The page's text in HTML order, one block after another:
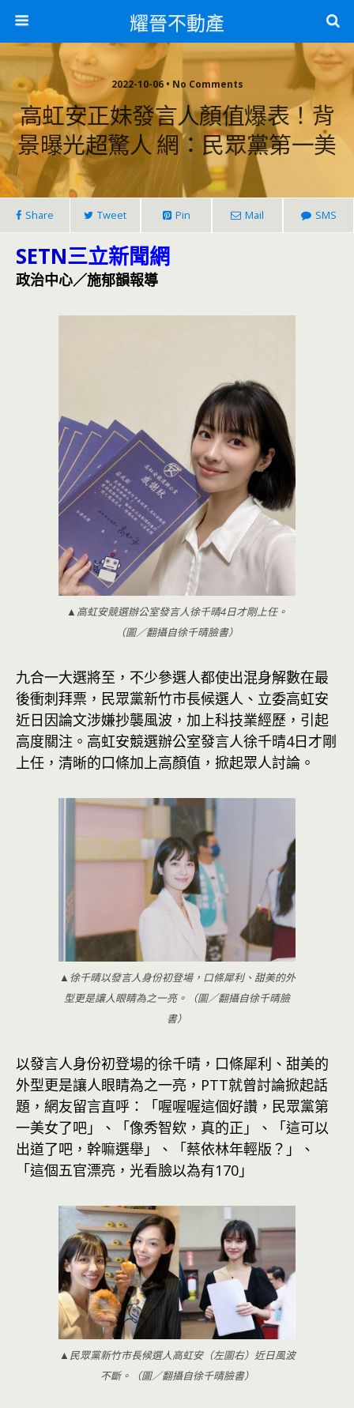
耀晉不動產
2022-10-06 • No Comments
高虹安正妹發言人顏值爆表！背
景曝光超驚人 網：民眾黨第一美
Share Tweet Pin Mail SMS
SETN三立新聞網
政治中心／施郁韻報導
▲高虹安競選辦公室發言人徐千晴4日才剛上任。
（圖／翻攝自徐千晴臉書）
九合一大選將至，不少參選人都使出混身解數在最
後衝刺拜票，民眾黨新竹市長候選人、立委高虹安
近日因論文涉嫌抄襲風波，加上科技業經歷，引起
高度關注。高虹安競選辦公室發言人徐千晴4日才剛
上任，清晰的口條加上高顏值，掀起眾人討論。
▲徐千晴以發言人身份初登場，口條犀利、甜美的外
型更是讓人眼睛為之一亮。（圖／翻攝自徐千晴臉
書）
以發言人身份初登場的徐千晴，口條犀利、甜美的
外型更是讓人眼睛為之一亮，PTT就曾討論掀起話
題，網友留言直呼：「喔喔喔這個好讚，民眾黨第
一美女了吧」、「像秀智欸，真的正」、「這可以
出道了吧，幹嘛選舉」、「蔡依林年輕版？」、
「這個五官漂亮，光看臉以為有170」
▲民眾黨新竹市長候選人高虹安（左圖右）近日風波
不斷。（圖／翻攝自徐千晴臉書）